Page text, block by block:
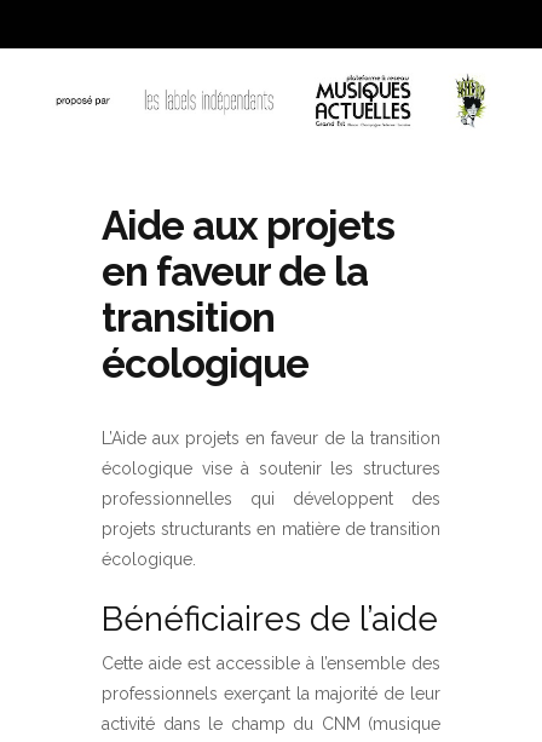
Aide aux projets
en faveur de la
transition
écologique
L’Aide aux projets en faveur de la transition
écologique vise à soutenir les structures
professionnelles qui développent des
projets structurants en matière de transition
écologique.
Bénéficiaires de l’aide
Cette aide est accessible à l’ensemble des
professionnels exerçant la majorité de leur
activité dans le champ du CNM (musique